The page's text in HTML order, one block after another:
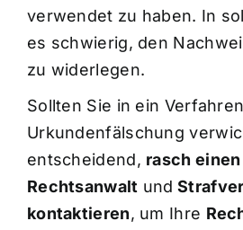
verwendet zu haben. In
es schwierig, den
zu widerlegen.
Sollten Sie in ein
Urkundenfälschung
entscheidend, rasch
Rechtsanwalt und
kontaktieren, um Ihre